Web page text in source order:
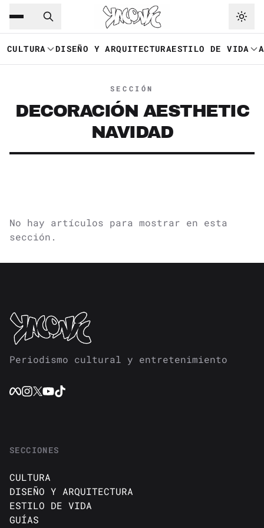
Saltar al contenido principal
CULTURA DISEÑO Y ARQUITECTURAESTILO DE VIDA
SECCIÓN
DECORACIÓN AESTHETIC
NAVIDAD
No hay artículos para mostrar en esta
sección.
Periodismo cultural y entretenimiento
SECCIONES
CULTURA
DISEÑO Y ARQUITECTURA
ESTILO DE VIDA
GUÍAS